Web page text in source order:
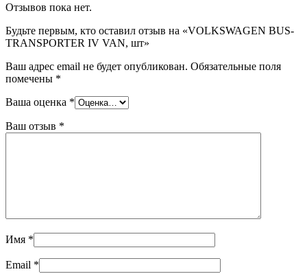
шт
Отзывов пока нет.
Будьте первым, кто оставил отзыв на «VOLKSWAGEN BUS-
TRANSPORTER IV VAN, шт»
Ваш адрес email не будет опубликован. Обязательные поля
помечены *
Ваша оценка *
Ваш отзыв *
Имя *
Email *